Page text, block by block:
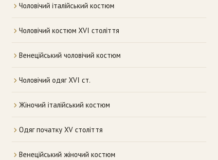
Чоловічий італійський костюм
Чоловічий костюм XVI століття
Венеційський чоловічий костюм
Чоловічий одяг XVI ст.
Жіночий італійський костюм
Одяг початку XV століття
Венеційський жіночий костюм